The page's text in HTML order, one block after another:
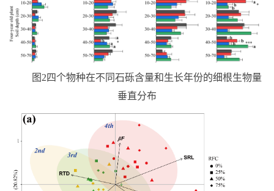
图 2四个物种在不同石砾含量和生长年份的细根生物量
垂直分布